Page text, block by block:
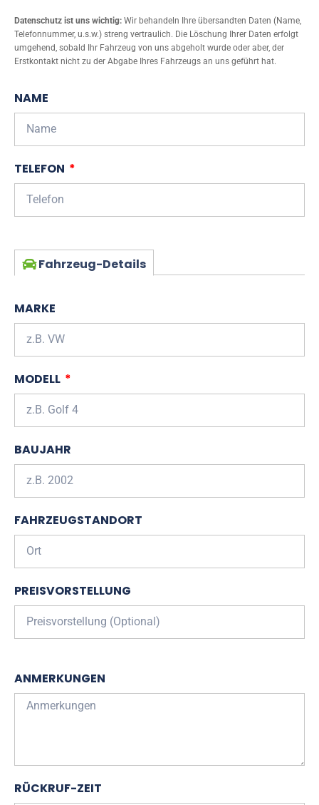
Datenschutz ist uns wichtig: Wir behandeln Ihre übersandten Daten (Name,
Telefonnummer, u.s.w.) streng vertraulich. Die Löschung Ihrer Daten erfolgt
umgehend, sobald Ihr Fahrzeug von uns abgeholt wurde oder aber, der
Erstkontakt nicht zu der Abgabe Ihres Fahrzeugs an uns geführt hat.
NAME
TELEFON
Fahrzeug-Details
MARKE
MODELL
BAUJAHR
FAHRZEUGSTANDORT
PREISVORSTELLUNG
ANMERKUNGEN
RÜCKRUF-ZEIT